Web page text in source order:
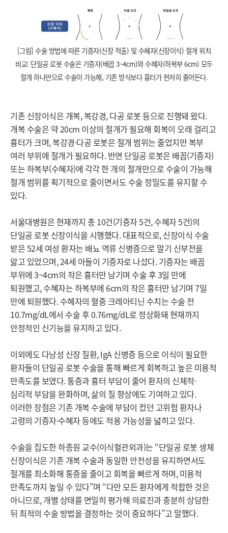
[그림] 수술 방법에 따른 기증자(신장 적출) 및 수혜자(신장이식) 절개 위치
비교: 단일공 로봇 수술은 기증자(배꼽 3~4cm)와 수혜자(하복부 6cm) 모두
절개 하나만으로 수술이 가능해, 기존 방식보다 흉터가 현저히 줄어든다.
기존 신장이식은 개복, 복강경, 다공 로봇 등으로 진행돼 왔다.
개복 수술은 약 20cm 이상의 절개가 필요해 회복이 오래 걸리고
흉터가 크며, 복강경·다공 로봇은 절개 범위는 줄었지만 복부
여러 부위에 절개가 필요하다. 반면 단일공 로봇은 배꼽(기증자)
또는 하복부(수혜자)에 각각 한 개의 절개만으로 수술이 가능해
절개 범위를 획기적으로 줄이면서도 수술 정밀도를 유지할 수
있다.
서울대병원은 현재까지 총 10건(기증자 5건, 수혜자 5건)의
단일공 로봇 신장이식을 시행했다. 대표적으로, 신장이식 수술
받은 52세 여성 환자는 배뇨 역류 신병증으로 말기 신부전을
앓고 있었으며, 24세 아들이 기증자로 나섰다. 기증자는 배꼽
부위에 3~4cm의 작은 흉터만 남기며 수술 후 3일 만에
퇴원했고, 수혜자는 하복부에 6cm의 작은 흉터만 남기며 7일
만에 퇴원했다. 수혜자의 혈중 크레아티닌 수치는 수술 전
10.7mg/dL에서 수술 후 0.76mg/dL로 정상화돼 현재까지
안정적인 신기능을 유지하고 있다.
이외에도 다낭성 신장 질환, IgA 신병증 등으로 이식이 필요한
환자들이 단일공 로봇 수술을 통해 빠르게 회복하고 높은 미용적
만족도를 보였다. 통증과 흉터 부담이 줄어 환자의 신체적·
심리적 부담을 완화하며, 삶의 질 향상에도 기여하고 있다.
이러한 장점은 기존 개복 수술에 부담이 컸던 고위험 환자나
고령의 기증자·수혜자 등에도 적용 가능성을 넓히고 있다.
수술을 집도한 하종원 교수(이식혈관외과)는 “단일공 로봇 생체
신장이식은 기존 개복 수술과 동일한 안전성을 유지하면서도
절개를 최소화해 통증을 줄이고 회복을 빠르게 하며, 미용적
만족도까지 높일 수 있다”며 “다만 모든 환자에게 적합한 것은
아니므로, 개별 상태를 면밀히 평가해 의료진과 충분히 상담한
뒤 최적의 수술 방법을 결정하는 것이 중요하다”고 말했다.